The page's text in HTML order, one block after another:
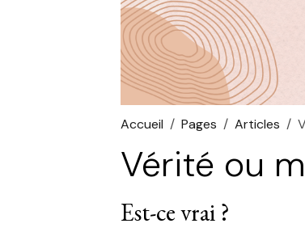
Accueil Pages Articles
Vérité ou
Est-ce vrai ?